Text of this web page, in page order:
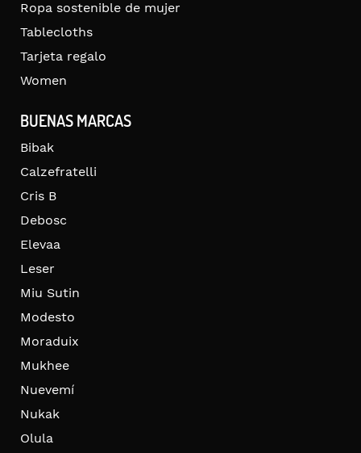
Ropa sostenible de mujer
Tablecloths
Tarjeta regalo
Women
BUENAS MARCAS
Bibak
Calzefratelli
Cris B
Debosc
Elevaa
Leser
Miu Sutin
Modesto
Moraduix
Mukhee
Nuevemí
Nukak
Olula